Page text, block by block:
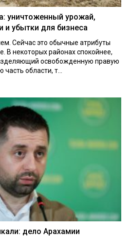
уничтоженный урожай,
и убытки для бизнеса
Сейчас это обычные атрибуты
В некоторых районах спокойнее,
освобожденную правую
области, т...
дело Арахамии